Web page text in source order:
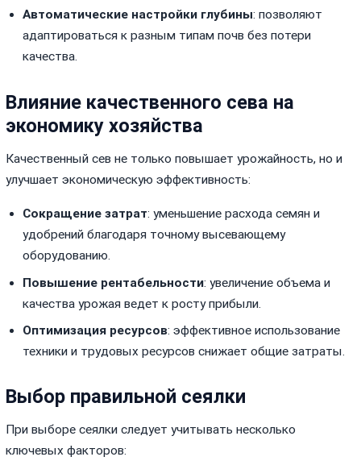
Автоматические настройки глубины: позволяют
адаптироваться к разным типам почв без потери
качества.
Влияние качественного сева на
экономику хозяйства
Качественный сев не только повышает урожайность, но и
улучшает экономическую эффективность:
Сокращение затрат: уменьшение расхода семян и
удобрений благодаря точному высевающему
оборудованию.
Повышение рентабельности: увеличение объема и
качества урожая ведет к росту прибыли.
Оптимизация ресурсов: эффективное использование
техники и трудовых ресурсов снижает общие затраты.
Выбор правильной сеялки
При выборе сеялки следует учитывать несколько
ключевых факторов: